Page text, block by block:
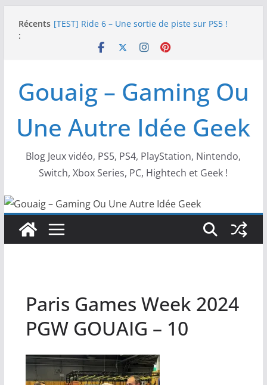
Récents
:
[TEST] Ride 6 – Une sortie de piste sur PS5 !
NEOGEO AES+ : La légende de l’arcade est de
SWITCH 2 : Nouveaux accessoires Turtle Beach X
Gouaig – Gaming Ou
Une Autre Idée Geek
Blog Jeux vidéo, PS5, PS4, PlayStation, Nintendo,
Switch, Xbox Series, PC, Hightech et Geek !
Paris Games Week 2024
PGW GOUAIG – 10